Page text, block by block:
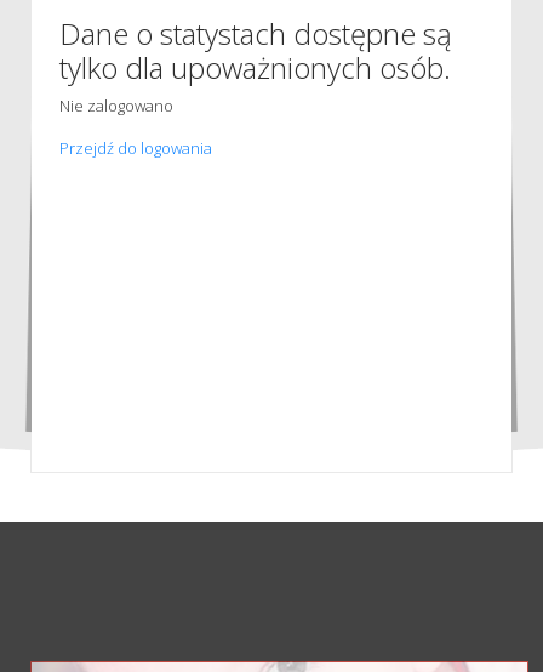
Dane o statystach dostępne są
tylko dla upoważnionych osób.
Nie zalogowano
Przejdź do logowania